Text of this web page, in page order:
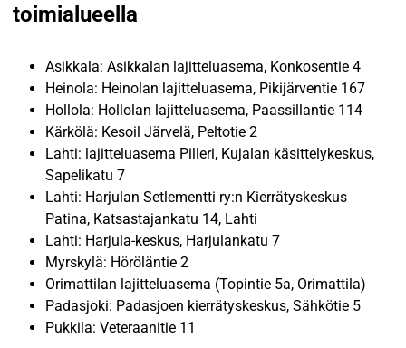
toimialueella
Asikkala: Asikkalan lajitteluasema, Konkosentie 4
Heinola: Heinolan lajitteluasema, Pikijärventie 167
Hollola: Hollolan lajitteluasema, Paassillantie 114
Kärkölä: Kesoil Järvelä, Peltotie 2
Lahti: lajitteluasema Pilleri, Kujalan käsittelykeskus,
Sapelikatu 7
Lahti: Harjulan Setlementti ry:n Kierrätyskeskus
Patina, Katsastajankatu 14, Lahti
Lahti: Harjula-keskus, Harjulankatu 7
Myrskylä: Höröläntie 2
Orimattilan lajitteluasema (Topintie 5a, Orimattila)
Padasjoki: Padasjoen kierrätyskeskus, Sähkötie 5
Pukkila: Veteraanitie 11